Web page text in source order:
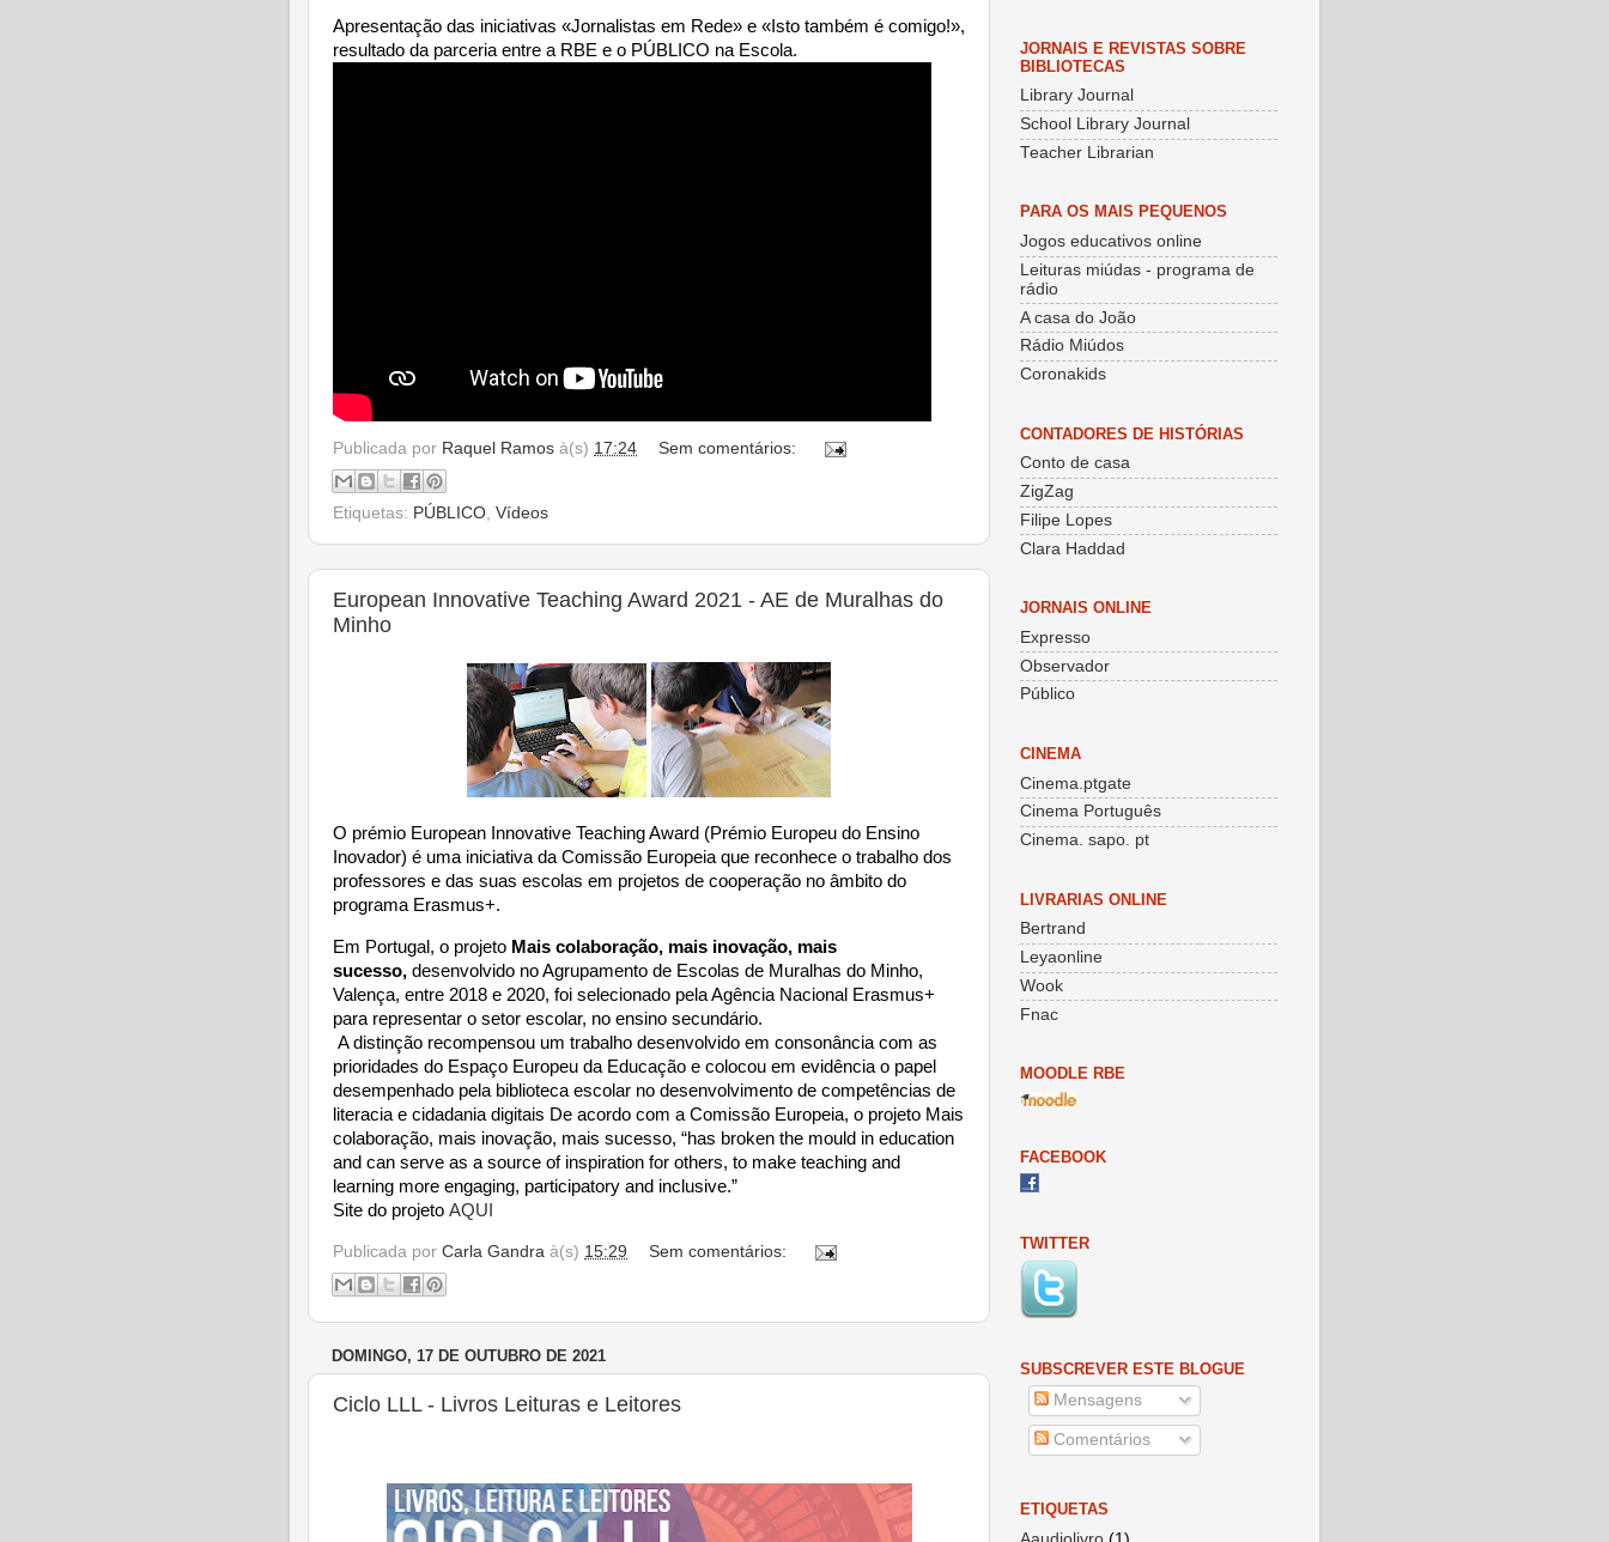
Apresentação das iniciativas «Jornalistas em Rede» e «Isto também é comigo!»,
resultado da parceria entre a RBE e o PÚBLICO na Escola.
Publicada por Raquel Ramos à(s) 17:24 Sem comentários:
Etiquetas: PÚBLICO Vídeos
European Innovative Teaching Award 2021 - AE de Muralhas do
Minho
O prémio European Innovative Teaching Award (Prémio Europeu do Ensino
Inovador) é uma iniciativa da Comissão Europeia que reconhece o trabalho dos
professores e das suas escolas em projetos de cooperação no âmbito do
programa Erasmus+.
Em Portugal, o projeto Mais colaboração, mais inovação, mais
sucesso, desenvolvido no Agrupamento de Escolas de Muralhas do Minho,
Valença, entre 2018 e 2020, foi selecionado pela Agência Nacional Erasmus+
para representar o setor escolar, no ensino secundário.
A distinção recompensou um trabalho desenvolvido em consonância com as
prioridades do Espaço Europeu da Educação e colocou em evidência o papel
desempenhado pela biblioteca escolar no desenvolvimento de competências de
literacia e cidadania digitais De acordo com a Comissão Europeia, o projeto Mais
colaboração, mais inovação, mais sucesso, “has broken the mould in education
and can serve as a source of inspiration for others, to make teaching and
learning more engaging, participatory and inclusive.”
Site do projeto AQUI
Publicada por Carla Gandra à(s) 15:29 Sem comentários:
DOMINGO, 17 DE OUTUBRO DE 2021
Ciclo LLL - Livros Leituras e Leitores
JORNAIS E REVISTAS SOBRE
BIBLIOTECAS
Library Journal
School Library Journal
Teacher Librarian
PARA OS MAIS PEQUENOS
Jogos educativos online
Leituras miúdas - programa de
rádio
A casa do João
Rádio Miúdos
Coronakids
CONTADORES DE HISTÓRIAS
Conto de casa
ZigZag
Filipe Lopes
Clara Haddad
JORNAIS ONLINE
Expresso
Observador
Público
CINEMA
Cinema.ptgate
Cinema Português
Cinema. sapo. pt
LIVRARIAS ONLINE
Bertrand
Leyaonline
Wook
Fnac
MOODLE RBE
FACEBOOK
TWITTER
SUBSCREVER ESTE BLOGUE
Mensagens
Comentários
ETIQUETAS